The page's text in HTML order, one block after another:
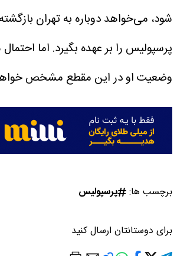
شود، می‌خواهد دوباره به تهران
پرسپولیس را بر عهده بگیرد. اما
وضعیت او در این مقطع مشخص
برچسب ها: پرسپولیس
برای دوستانتان ارسال کنید